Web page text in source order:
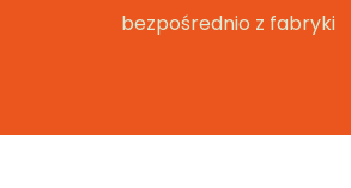
bezpośrednio z fabryki